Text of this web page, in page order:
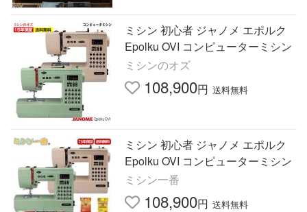
ミシン 初心者 ジャノメ エポルク
Epolku OVI コンピューターミシン
ミシンのオズ
108,900円 送料無料
ミシン 初心者 ジャノメ エポルク
Epolku OVI コンピューターミシン
ミシン一番
108,900円 送料無料